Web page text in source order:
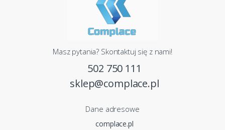
Masz pytania? Skontaktuj się z nami!
502 750 111
sklep@complace.pl
Dane adresowe
complace.pl